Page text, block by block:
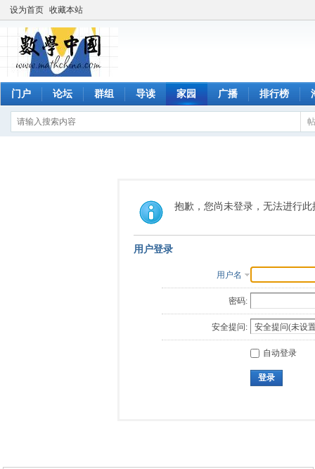
设为首页 收藏本站
门户 论坛 群组 导读 家园 广播 排行榜
抱歉，您尚未登录，无法进行此
用户登录
用户名
密码:
安全提问:
自动登录
登录